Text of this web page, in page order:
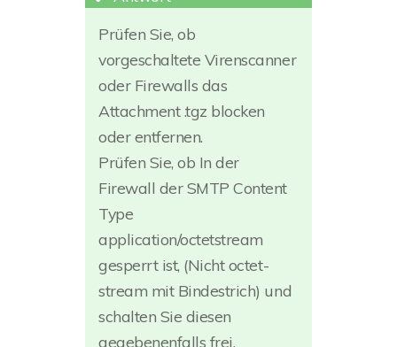
Prüfen Sie, ob
vorgeschaltete Virenscanner
oder Firewalls das
Attachment .tgz blocken
oder entfernen.
Prüfen Sie, ob In der
Firewall der SMTP Content
Type
application/octetstream
gesperrt ist, (Nicht octet-
stream mit Bindestrich) und
schalten Sie diesen
gegebenenfalls frei.